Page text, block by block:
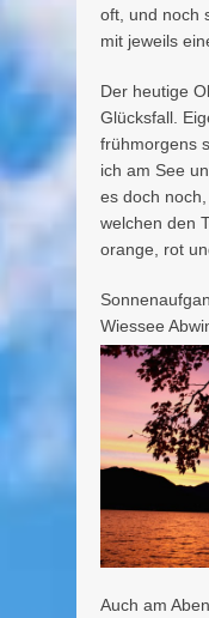
oft, und noch
mit jeweils
Der heutige
Glücksfall.
frühmorgens
ich am See
es doch
welchen den
orange, rot
Wiessee
Auch am